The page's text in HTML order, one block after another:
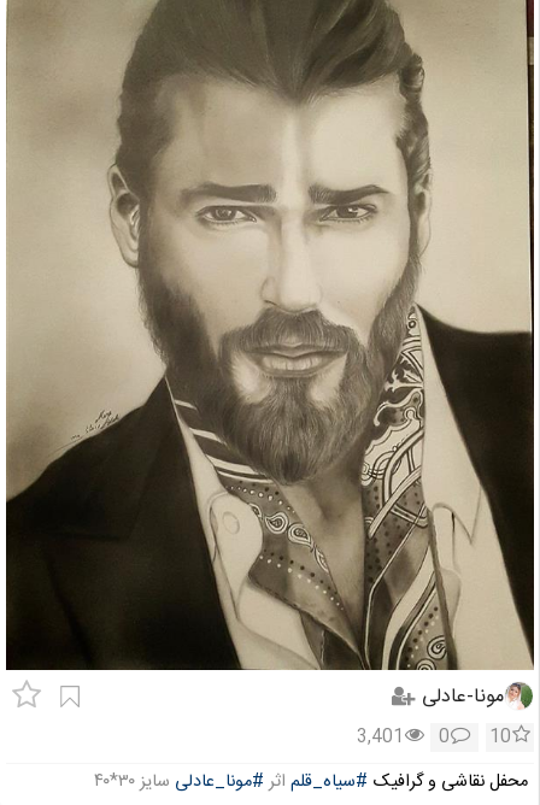
مونا-عادلی
10
0
3,401
محفل نقاشی و گرافیک #سیاه_قلم اثر#مونا_عادلی سایز ۳۰*۴۰